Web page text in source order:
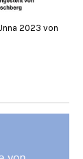
2023 von